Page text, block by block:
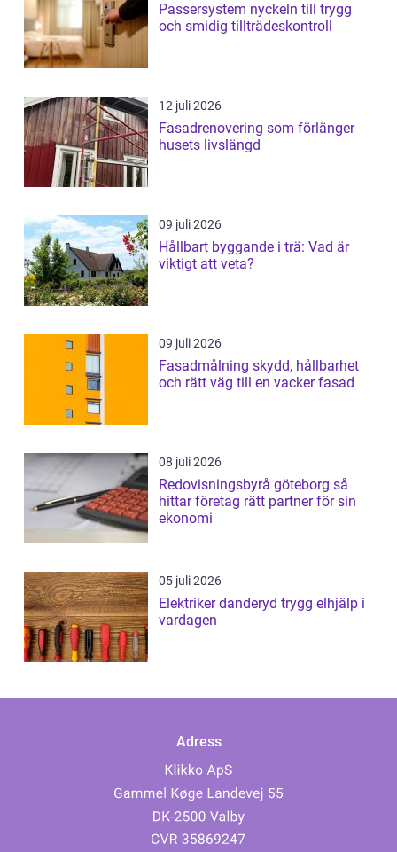
Passersystem nyckeln till trygg
och smidig tillträdeskontroll
12 juli 2026
Fasadrenovering som förlänger
husets livslängd
09 juli 2026
Hållbart byggande i trä: Vad är
viktigt att veta?
09 juli 2026
Fasadmålning skydd, hållbarhet
och rätt väg till en vacker fasad
08 juli 2026
Redovisningsbyrå göteborg så
hittar företag rätt partner för sin
ekonomi
05 juli 2026
Elektriker danderyd trygg elhjälp i
vardagen
Adress